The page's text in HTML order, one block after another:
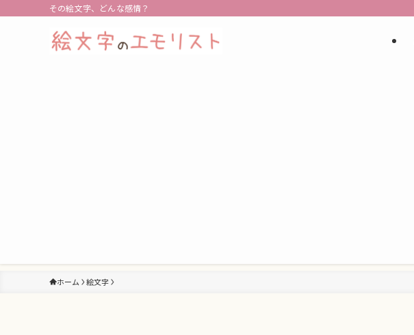
その絵文字、どんな感情？
ホーム 絵文字